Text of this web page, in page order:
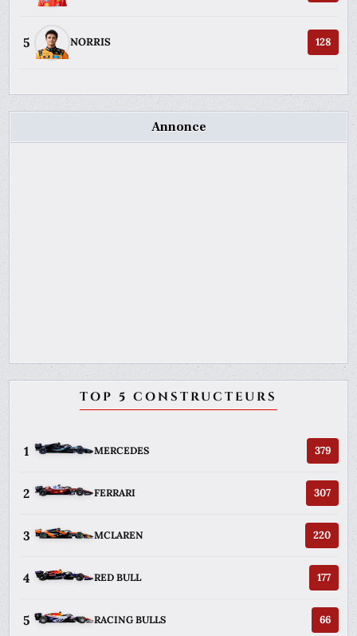
5 NORRIS 128
Annonce
TOP 5 CONSTRUCTEURS
1 MERCEDES 379
2 FERRARI 307
3 MCLAREN 220
4 RED BULL 177
5 RACING BULLS 66